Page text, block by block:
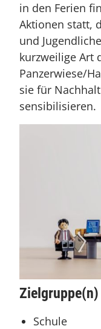
in den Ferien
Aktionen statt,
und
kurzweilige Art
Panzerwiese/
sie für
sensibilisieren.
Zielgruppe(n)
Schule